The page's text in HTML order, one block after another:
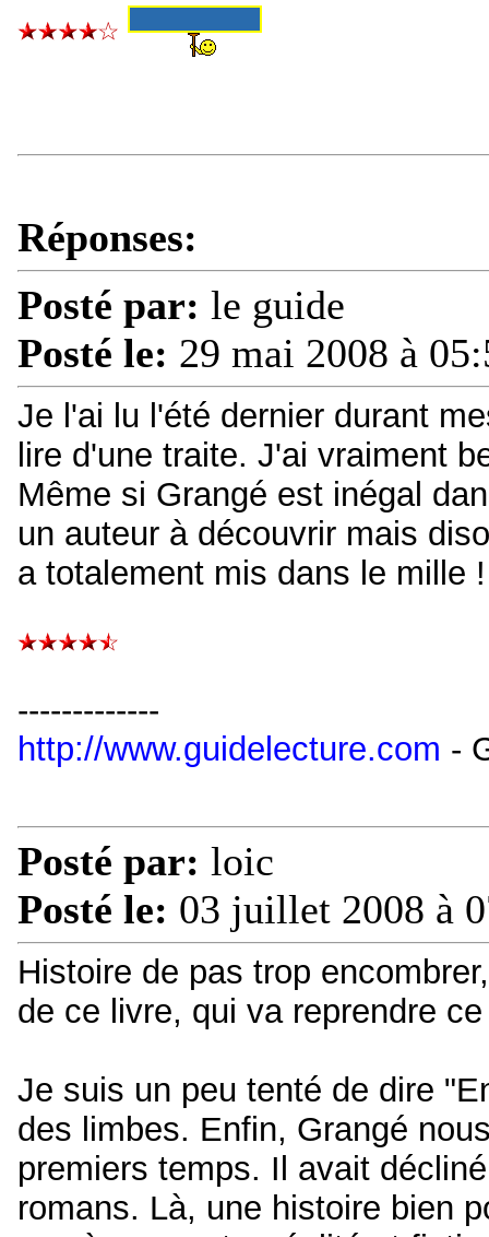
Réponses:
Posté par: le guide
Posté le: 29 mai 2008 à
Je l'ai lu l'été dernier durant
lire d'une traite. J'ai vraiment
Même si Grangé est inégal
un auteur à découvrir mais
a totalement mis dans le mille !
-------------
http://www.guidelecture.com -
Posté par: loic
Posté le: 03 juillet 2008 à
Histoire de pas trop
de ce livre, qui va reprendre
Je suis un peu tenté de dire
des limbes. Enfin, Grangé
premiers temps. Il avait
romans. Là, une histoire bien